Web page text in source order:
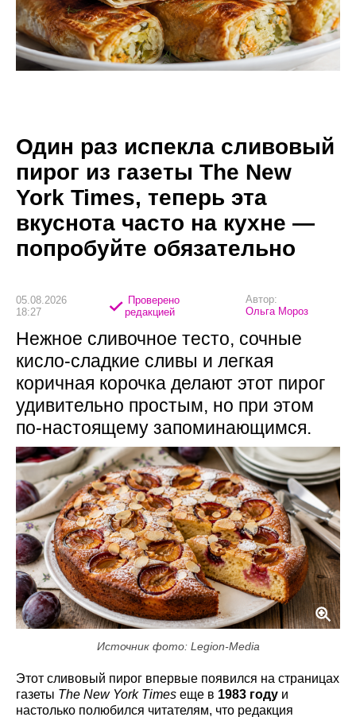
Один раз испекла сливовый
пирог из газеты The New
York Times, теперь эта
вкуснота часто на кухне —
попробуйте обязательно
05.08.2026
18:27
Проверено
редакцией
Автор:
Ольга Мороз
Нежное сливочное тесто, сочные
кисло-сладкие сливы и легкая
коричная корочка делают этот пирог
удивительно простым, но при этом
по-настоящему запоминающимся.
Источник фото: Legion-Media
Этот сливовый пирог впервые появился на страницах
газеты The New York Times еще в 1983 году и
настолько полюбился читателям, что редакция